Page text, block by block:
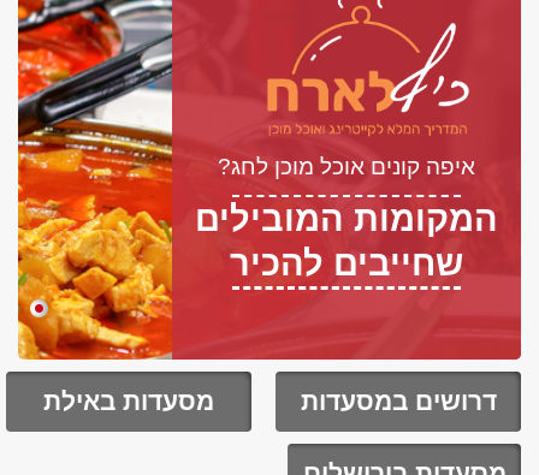
איפה קונים אוכל מוכן לחג?
המקומות המובילים
שחייבים להכיר
דרושים במסעדות מסעדות באילת